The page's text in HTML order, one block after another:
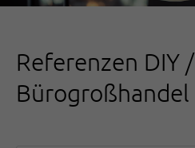
Referenzen DIY /
Bürogroßhandel